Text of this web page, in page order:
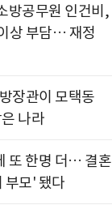
방공무원 인건비,
상 부담… 재정
장관이 모택동
나라
또 한명 더… 결혼
부모' 됐다